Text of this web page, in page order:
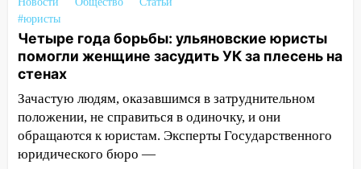
15:51
Бросила кирпич в жену брата: в
Ульяновской области завели дело на
агрессивную женщину
15:47
15:15 Проводил до квартиры и ограбил:
новый кавалер женщины оказался
рецидивистом
#юристы
Четыре года борьбы: ульяновские юристы
помогли женщине засудить УК за плесень на
стенах
Зачастую людям, оказавшимся в затруднительном
положении, не справиться в одиночку, и они
обращаются к юристам. Эксперты Государственного
юридического бюро —